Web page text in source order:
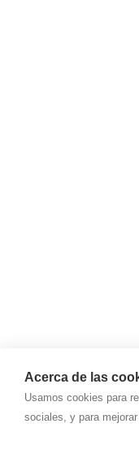
Acerca de las
Usamos cookies para
sociales, y para